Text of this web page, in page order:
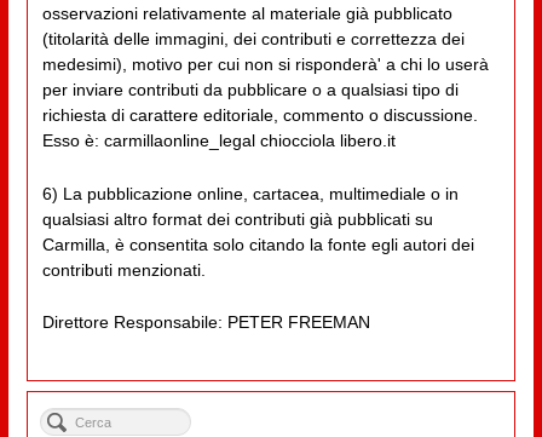
osservazioni relativamente al materiale già pubblicato
(titolarità delle immagini, dei contributi e correttezza dei
medesimi), motivo per cui non si risponderà' a chi lo userà
per inviare contributi da pubblicare o a qualsiasi tipo di
richiesta di carattere editoriale, commento o discussione.
Esso è: carmillaonline_legal chiocciola libero.it
6) La pubblicazione online, cartacea, multimediale o in
qualsiasi altro format dei contributi già pubblicati su
Carmilla, è consentita solo citando la fonte egli autori dei
contributi menzionati.
Direttore Responsabile: PETER FREEMAN